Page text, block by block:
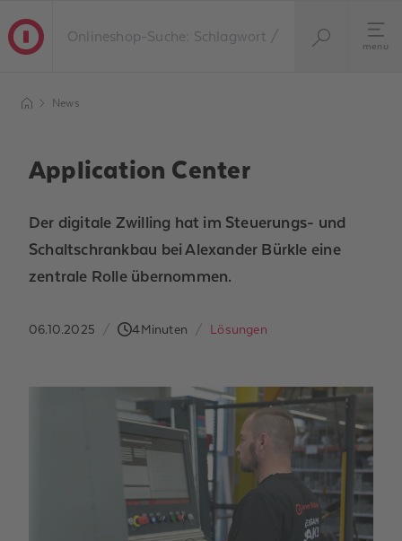
menu
News
Application Center
Der digitale Zwilling hat im Steuerungs- und
Schaltschrankbau bei Alexander Bürkle eine
zentrale Rolle übernommen.
06.10.2025 / 4Minuten / Lösungen